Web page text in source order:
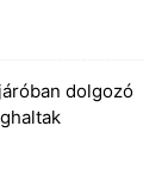
dolgozó